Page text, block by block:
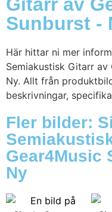
Gitarr av
Sunburst -
Här hittar ni mer
Semiakustisk Gitarr av
Ny. Allt från
beskrivningar,
Fler bilder:
Gear4Music
Ny